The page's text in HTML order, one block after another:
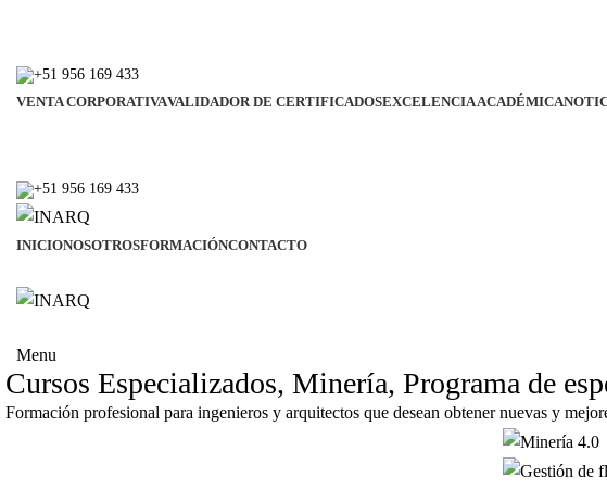
+51 956 169 433
VENTA CORPORATIVAVALIDADOR DE CERTIFICADOSEXCELENCIA ACADÉMICA
+51 956 169 433
INICIONOSOTROSFORMACIÓNCONTACTO
Menu
Cursos Especializados, Minería, Programa de
Formación profesional para ingenieros y arquitectos que desean obtener nuevas y